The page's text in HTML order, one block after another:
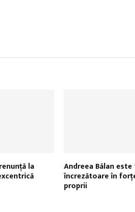
la Andreea Bălan
încrezătoare în
proprii